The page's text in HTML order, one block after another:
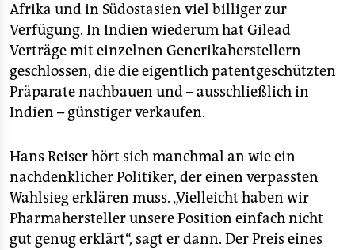
Afrika und in Südostasien viel billiger zur
Verfügung. In Indien wiederum hat Gilead
Verträge mit einzelnen Generikaherstellern
geschlossen, die die eigentlich patentgeschützten
Präparate nachbauen und – ausschließlich in
Indien – günstiger verkaufen.
Hans Reiser hört sich manchmal an wie ein
nachdenklicher Politiker, der einen verpassten
Wahlsieg erklären muss. „Vielleicht haben wir
Pharmahersteller unsere Position einfach nicht
gut genug erklärt“, sagt er dann. Der Preis eines